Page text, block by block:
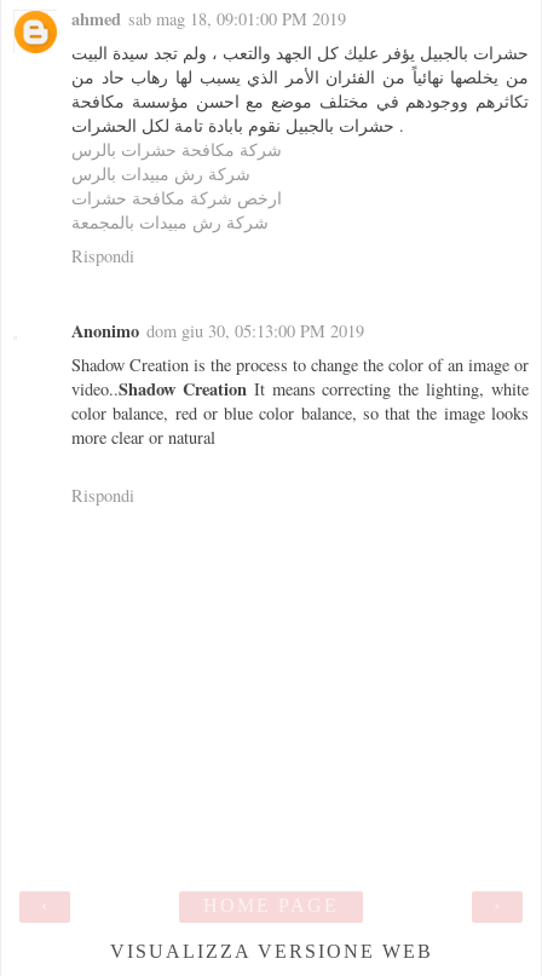
ahmed sab mag 18, 09:01:00 PM 2019
حشرات بالجبيل يؤفر عليك كل الجهد والتعب ، ولم تجد سيدة البيت
من يخلصها نهائياً من الفئران الأمر الذي يسبب لها رهاب حاد من
تكاثرهم ووجودهم في مختلف موضع مع احسن مؤسسة مكافحة
حشرات بالجبيل نقوم بابادة تامة لكل الحشرات .
شركة مكافحة حشرات بالرس
شركة رش مبيدات بالرس
ارخص شركة مكافحة حشرات
شركة رش مبيدات بالمجمعة
Rispondi
Anonimo dom giu 30, 05:13:00 PM 2019
Shadow Creation is the process to change the color of an image or
video..Shadow Creation It means correcting the lighting, white
color balance, red or blue color balance, so that the image looks
more clear or natural
Rispondi
›
HOME PAGE
VISUALIZZA VERSIONE WEB